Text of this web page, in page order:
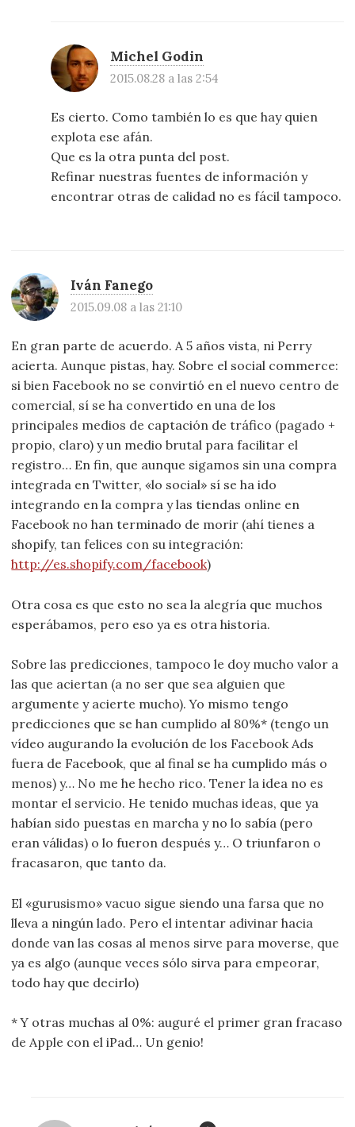
Michel Godin
2015.08.28 a las 2:54
Es cierto. Como también lo es que hay quien
explota ese afán.
Que es la otra punta del post.
Refinar nuestras fuentes de información y
encontrar otras de calidad no es fácil tampoco.
Iván Fanego
2015.09.08 a las 21:10
En gran parte de acuerdo. A 5 años vista, ni Perry
acierta. Aunque pistas, hay. Sobre el social commerce:
si bien Facebook no se convirtió en el nuevo centro de
comercial, sí se ha convertido en una de los
principales medios de captación de tráfico (pagado +
propio, claro) y un medio brutal para facilitar el
registro… En fin, que aunque sigamos sin una compra
integrada en Twitter, «lo social» sí se ha ido
integrando en la compra y las tiendas online en
Facebook no han terminado de morir (ahí tienes a
shopify, tan felices con su integración:
http://es.shopify.com/facebook)
Otra cosa es que esto no sea la alegría que muchos
esperábamos, pero eso ya es otra historia.
Sobre las predicciones, tampoco le doy mucho valor a
las que aciertan (a no ser que sea alguien que
argumente y acierte mucho). Yo mismo tengo
predicciones que se han cumplido al 80%* (tengo un
vídeo augurando la evolución de los Facebook Ads
fuera de Facebook, que al final se ha cumplido más o
menos) y… No me he hecho rico. Tener la idea no es
montar el servicio. He tenido muchas ideas, que ya
habían sido puestas en marcha y no lo sabía (pero
eran válidas) o lo fueron después y… O triunfaron o
fracasaron, que tanto da.
El «gurusismo» vacuo sigue siendo una farsa que no
lleva a ningún lado. Pero el intentar adivinar hacia
donde van las cosas al menos sirve para moverse, que
ya es algo (aunque veces sólo sirva para empeorar,
todo hay que decirlo)
* Y otras muchas al 0%: auguré el primer gran fracaso
de Apple con el iPad… Un genio!